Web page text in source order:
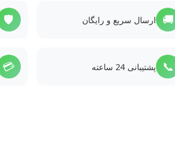
🚚 ارسال سریع و رایگان 🛡️
📞 پشتیبانی 24 ساعته 💳